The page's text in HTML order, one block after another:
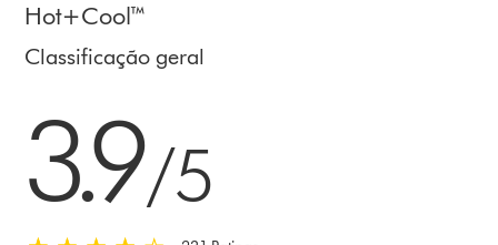
Hot+Cool™
Classificação geral
3.9/5